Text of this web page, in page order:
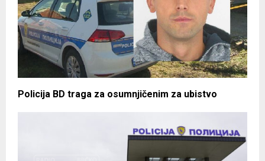
Policija BD traga za osumnjičenim za ubistvo